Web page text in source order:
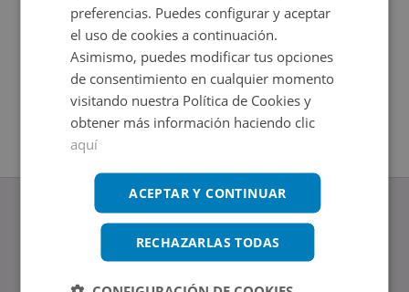
Oficina en venta en HORMIGUERAS 167
Impuestos no incluidos
preferencias. Puedes configurar y aceptar
el uso de cookies a continuación.
Asimismo, puedes modificar tus opciones
de consentimiento en cualquier momento
visitando nuestra Política de Cookies y
obtener más información haciendo clic
aquí
ACEPTAR Y CONTINUAR
RECHAZARLAS TODAS